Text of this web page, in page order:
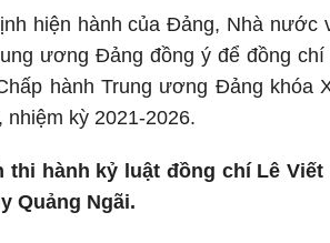
hiện hành của Đảng, Nhà
ương Đảng đồng ý để đồng
hành Trung ương Đảng khóa
nhiệm kỳ 2021-2026.
thi hành kỷ luật đồng chí Lê
Quảng Ngãi.